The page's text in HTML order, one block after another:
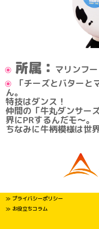
所属： マリンフ
「チーズとバターと
ん。
特技はダンス！
仲間の「牛丸ダンサー
界にPRするんだモ～。
ちなみに牛柄模様は世
≫ プライバシーポリシー
≫ お役立ちコラム